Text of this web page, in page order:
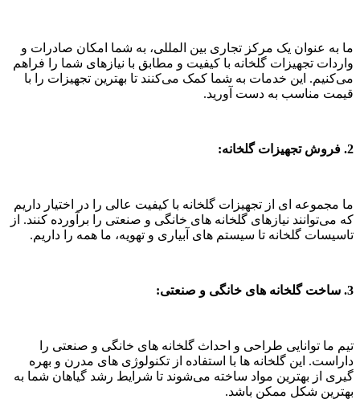
ما به عنوان یک مرکز تجاری بین‌ المللی، به شما امکان صادرات و
واردات تجهیزات گلخانه با کیفیت و مطابق با نیازهای شما را فراهم
می‌کنیم. این خدمات به شما کمک می‌کنند تا بهترین تجهیزات را با
قیمت مناسب به دست آورید.
2. فروش تجهیزات گلخانه:
ما مجموعه‌ ای از تجهیزات گلخانه با کیفیت عالی را در اختیار داریم
که می‌توانند نیازهای گلخانه‌ های خانگی و صنعتی را برآورده کنند. از
تاسیسات گلخانه تا سیستم‌ های آبیاری و تهویه، ما همه را داریم.
3. ساخت گلخانه‌ های خانگی و صنعتی:
تیم ما توانایی طراحی و احداث گلخانه‌ های خانگی و صنعتی را
داراست. این گلخانه‌ ها با استفاده از تکنولوژی‌ های مدرن و بهره‌
گیری از بهترین مواد ساخته می‌شوند تا شرایط رشد گیاهان شما به
بهترین شکل ممکن باشد.